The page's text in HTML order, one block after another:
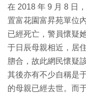
在 2018 年 9 月 8 日
置富花園富昇苑單位
已經死亡，警員懷疑
于日辰母親相近，居
脗合，故此網民懷疑
其後亦有不少自稱是
的母親已經去世。而